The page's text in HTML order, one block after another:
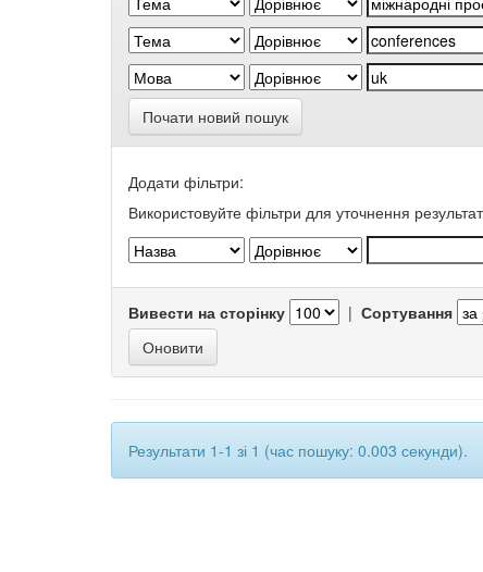
Почати новий пошук
Додати фільтри:
Використовуйте фільтри для уточнення
Вивести на сторінку | Сортування
Результати 1-1 зі 1 (час пошуку: 0.003 секунди).